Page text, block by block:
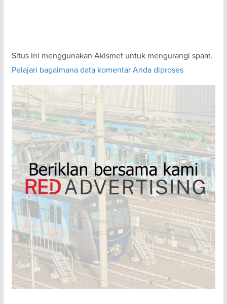
Situs ini menggunakan Akismet untuk mengurangi spam.
Pelajari bagaimana data komentar Anda diproses